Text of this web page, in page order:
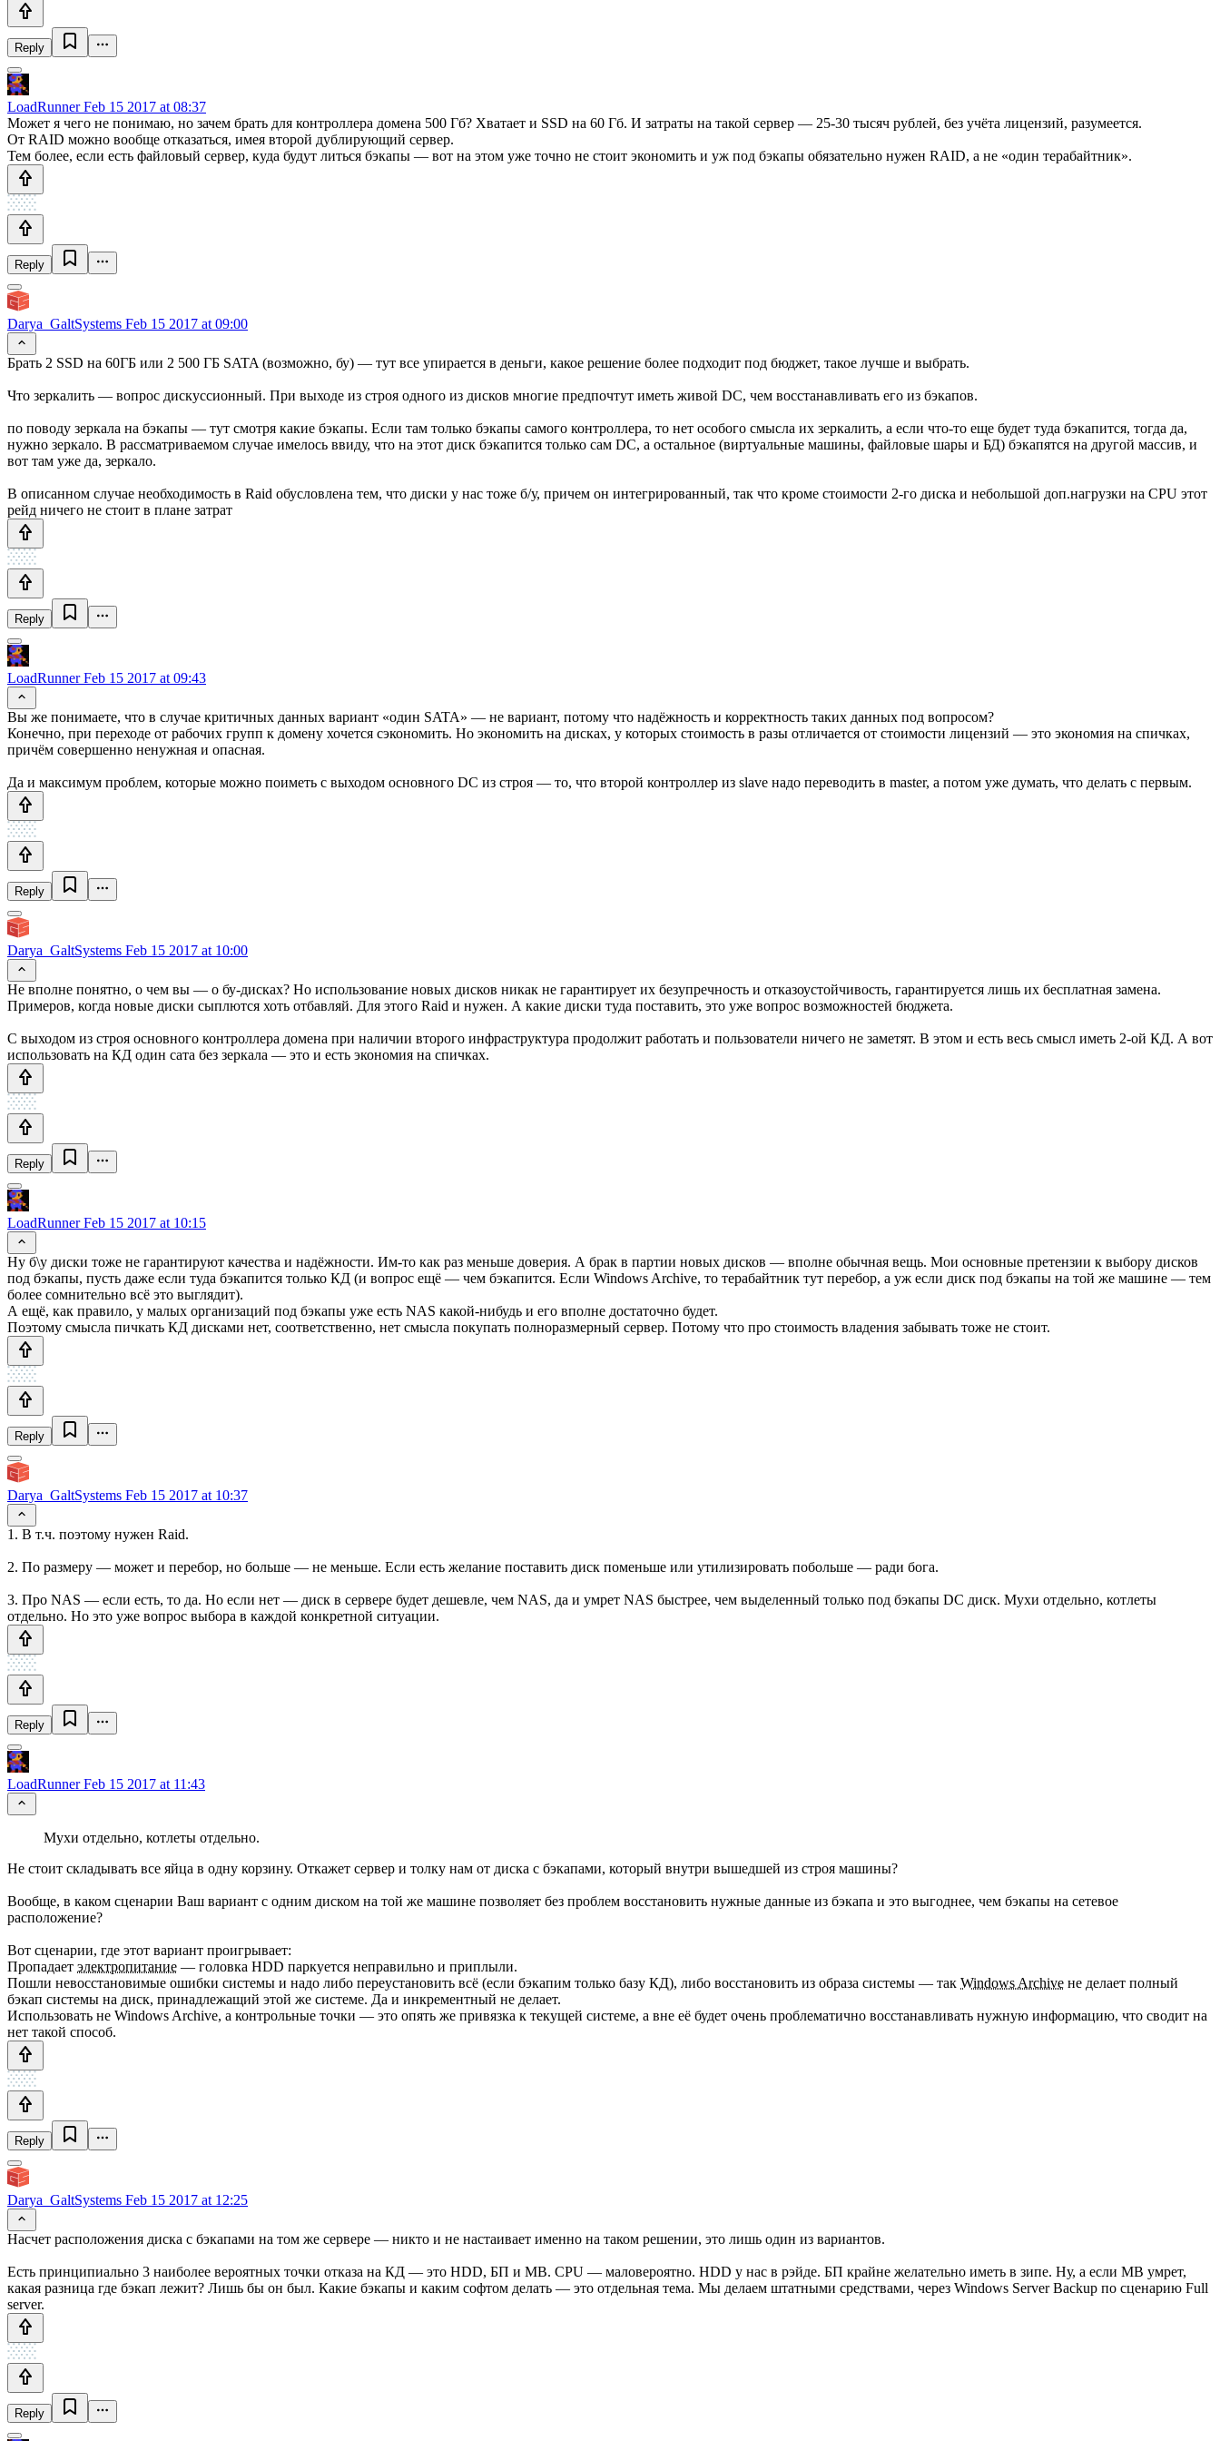
Reply
LoadRunnerFeb 15 2017 at 08:37
Может я чего не понимаю, но зачем брать для контроллера домена 500 Гб? Хватает и SSD на 60 Гб. И затраты на такой сервер — 25-30 тысяч рублей, без учёта лицензий, разумеется.
От RAID можно вообще отказаться, имея второй дублирующий сервер.
Тем более, если есть файловый сервер, куда будут литься бэкапы — вот на этом уже точно не стоит экономить и уж под бэкапы обязательно нужен RAID, а не «один терабайтник».
Reply
Darya_GaltSystems Feb 15 2017 at 09:00
Брать 2 SSD на 60ГБ или 2 500 ГБ SATA (возможно, бу) — тут все упирается в деньги, какое решение более подходит под бюджет, такое лучше и выбрать.
Что зеркалить — вопрос дискуссионный. При выходе из строя одного из дисков многие предпочтут иметь живой DC, чем восстанавливать его из бэкапов.
по поводу зеркала на бэкапы — тут смотря какие бэкапы. Если там только бэкапы самого контроллера, то нет особого смысла их зеркалить, а если что-то еще будет туда бэкапится, тогда да,
нужно зеркало. В рассматриваемом случае имелось ввиду, что на этот диск бэкапится только сам DC, а остальное (виртуальные машины, файловые шары и БД) бэкапятся на другой массив, и
вот там уже да, зеркало.
В описанном случае необходимость в Raid обусловлена тем, что диски у нас тоже б/у, причем он интегрированный, так что кроме стоимости 2-го диска и небольшой доп.нагрузки на CPU этот
рейд ничего не стоит в плане затрат
Reply
LoadRunnerFeb 15 2017 at 09:43
Вы же понимаете, что в случае критичных данных вариант «один SATA» — не вариант, потому что надёжность и корректность таких данных под вопросом?
Конечно, при переходе от рабочих групп к домену хочется сэкономить. Но экономить на дисках, у которых стоимость в разы отличается от стоимости лицензий — это экономия на спичках,
причём совершенно ненужная и опасная.
Да и максимум проблем, которые можно поиметь с выходом основного DC из строя — то, что второй контроллер из slave надо переводить в master, а потом уже думать, что делать с первым.
Reply
Darya_GaltSystems Feb 15 2017 at 10:00
Не вполне понятно, о чем вы — о бу-дисках? Но использование новых дисков никак не гарантирует их безупречность и отказоустойчивость, гарантируется лишь их бесплатная замена.
Примеров, когда новые диски сыплются хоть отбавляй. Для этого Raid и нужен. А какие диски туда поставить, это уже вопрос возможностей бюджета.
С выходом из строя основного контроллера домена при наличии второго инфраструктура продолжит работать и пользователи ничего не заметят. В этом и есть весь смысл иметь 2-ой КД. А вот
использовать на КД один сата без зеркала — это и есть экономия на спичках.
Reply
LoadRunnerFeb 15 2017 at 10:15
Ну б\у диски тоже не гарантируют качества и надёжности. Им-то как раз меньше доверия. А брак в партии новых дисков — вполне обычная вещь. Мои основные претензии к выбору дисков
под бэкапы, пусть даже если туда бэкапится только КД (и вопрос ещё — чем бэкапится. Если Windows Archive, то терабайтник тут перебор, а уж если диск под бэкапы на той же машине — тем
более сомнительно всё это выглядит).
А ещё, как правило, у малых организаций под бэкапы уже есть NAS какой-нибудь и его вполне достаточно будет.
Поэтому смысла пичкать КД дисками нет, соответственно, нет смысла покупать полноразмерный сервер. Потому что про стоимость владения забывать тоже не стоит.
Reply
Darya_GaltSystems Feb 15 2017 at 10:37
1. В т.ч. поэтому нужен Raid.
2. По размеру — может и перебор, но больше — не меньше. Если есть желание поставить диск поменьше или утилизировать побольше — ради бога.
3. Про NAS — если есть, то да. Но если нет — диск в сервере будет дешевле, чем NAS, да и умрет NAS быстрее, чем выделенный только под бэкапы DC диск. Мухи отдельно, котлеты
отдельно. Но это уже вопрос выбора в каждой конкретной ситуации.
Reply
LoadRunnerFeb 15 2017 at 11:43
Мухи отдельно, котлеты отдельно.
Не стоит складывать все яйца в одну корзину. Откажет сервер и толку нам от диска с бэкапами, который внутри вышедшей из строя машины?
Вообще, в каком сценарии Ваш вариант с одним диском на той же машине позволяет без проблем восстановить нужные данные из бэкапа и это выгоднее, чем бэкапы на сетевое
расположение?
Вот сценарии, где этот вариант проигрывает:
Пропадает электропитание — головка HDD паркуется неправильно и приплыли.
Пошли невосстановимые ошибки системы и надо либо переустановить всё (если бэкапим только базу КД), либо восстановить из образа системы — так Windows Archive не делает полный
бэкап системы на диск, принадлежащий этой же системе. Да и инкрементный не делает.
Использовать не Windows Archive, а контрольные точки — это опять же привязка к текущей системе, а вне её будет очень проблематично восстанавливать нужную информацию, что сводит на
нет такой способ.
Reply
Darya_GaltSystems Feb 15 2017 at 12:25
Насчет расположения диска с бэкапами на том же сервере — никто и не настаивает именно на таком решении, это лишь один из вариантов.
Есть принципиально 3 наиболее вероятных точки отказа на КД — это HDD, БП и MB. CPU — маловероятно. HDD у нас в рэйде. БП крайне желательно иметь в зипе. Ну, а если MB умрет,
какая разница где бэкап лежит? Лишь бы он был. Какие бэкапы и каким софтом делать — это отдельная тема. Мы делаем штатными средствами, через Windows Server Backup по сценарию Full
server.
Reply